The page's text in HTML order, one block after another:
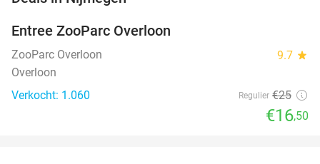
Entree ZooParc Overloon
ZooParc Overloon 9.7 star
Overloon
Verkocht: 1.060
Regulier €25
€16,50